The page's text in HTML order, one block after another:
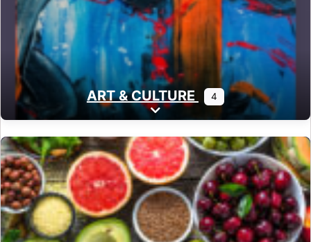
ART & CULTURE 4
Expand sub-categories